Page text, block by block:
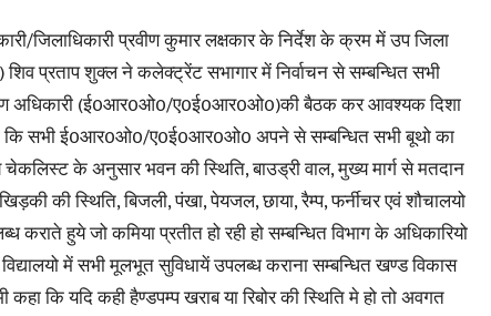
Hindi
News
जिलाधिकारी प्रवीण कुमार लक्षकार के निर्देश के क्रम में उप जिला
शिव प्रताप शुक्ल ने कलेक्ट्रेंट सभागार में निर्वाचन से सम्बन्धित सभी
अधिकारी (ई0आर0ओ0/ए0ई0आर0ओ0)की बैठक कर आवश्यक दिशा
कि सभी ई0आर0ओ0/ए0ई0आर0ओ0 अपने से सम्बन्धित सभी बूथो का
के अनुसार भवन की स्थिति, बाउड्री वाल, मुख्य मार्ग से मतदान
की स्थिति, बिजली, पंखा, पेयजल, छाया, रैम्प, फर्नीचर एवं शौचालयो
कराते हुये जो कमिया प्रतीत हो रही हो सम्बन्धित विभाग के अधिकारियो
में सभी मूलभूत सुविधायें उपलब्ध कराना सम्बन्धित खण्ड विकास
कहा कि यदि कही हैण्डपम्प खराब या रिबोर की स्थिति मे हो तो अवगत